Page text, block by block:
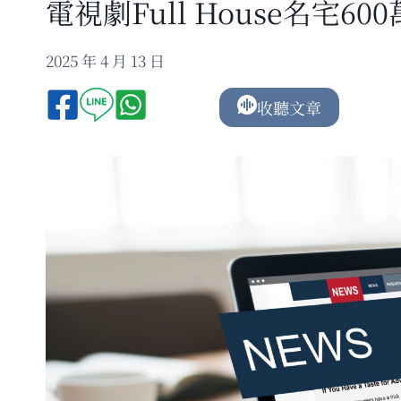
電視劇Full House名宅600
2025 年 4 月 13 日
收聽文章